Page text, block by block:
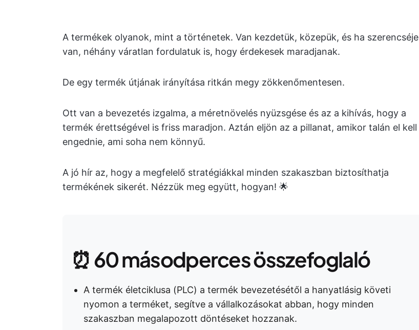
A termékek olyanok, mint a történetek. Van kezdetük, közepük, és ha szerencséje
van, néhány váratlan fordulatuk is, hogy érdekesek maradjanak.
De egy termék útjának irányítása ritkán megy zökkenőmentesen.
Ott van a bevezetés izgalma, a méretnövelés nyüzsgése és az a kihívás, hogy a
termék érettségével is friss maradjon. Aztán eljön az a pillanat, amikor talán el kell
engednie, ami soha nem könnyű.
A jó hír az, hogy a megfelelő stratégiákkal minden szakaszban biztosíthatja
termékének sikerét. Nézzük meg együtt, hogyan! 🌟
⏰ 60 másodperces összefoglaló
A termék életciklusa (PLC) a termék bevezetésétől a hanyatlásig követi
nyomon a terméket, segítve a vállalkozásokat abban, hogy minden
szakaszban megalapozott döntéseket hozzanak.